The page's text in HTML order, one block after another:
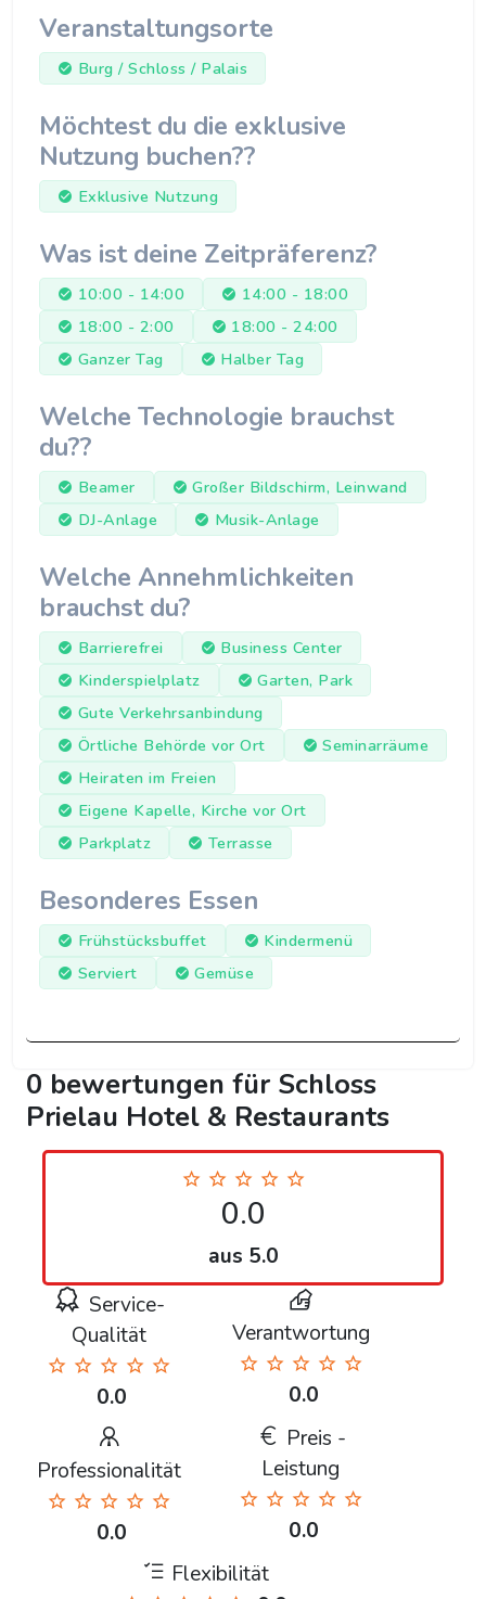
Veranstaltungsorte
Burg / Schloss / Palais
Möchtest du die exklusive
Nutzung buchen??
Exklusive Nutzung
Was ist deine Zeitpräferenz?
10:00 - 14:00
14:00 - 18:00
18:00 - 2:00
18:00 - 24:00
Ganzer Tag
Halber Tag
Welche Technologie brauchst
du??
Beamer
Großer Bildschirm, Leinwand
DJ-Anlage
Musik-Anlage
Welche Annehmlichkeiten
brauchst du?
Barrierefrei
Business Center
Kinderspielplatz
Garten, Park
Gute Verkehrsanbindung
Örtliche Behörde vor Ort
Seminarräume
Heiraten im Freien
Eigene Kapelle, Kirche vor Ort
Parkplatz
Terrasse
Besonderes Essen
Frühstücksbuffet
Kindermenü
Serviert
Gemüse
0 bewertungen für Schloss
Prielau Hotel & Restaurants
0.0
aus 5.0
Service-
Qualität
0.0
Verantwortung
0.0
Professionalität
0.0
Preis -
Leistung
0.0
Flexibilität